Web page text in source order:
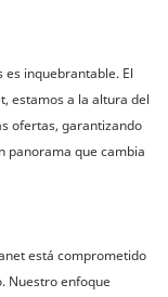
inquebrantable. El
estamos a la altura del
ofertas, garantizando
panorama que cambia
está comprometido
Nuestro enfoque